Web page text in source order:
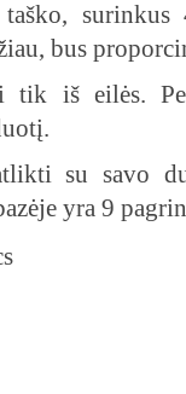
bus
tik iš eilės.
su savo
yra 9